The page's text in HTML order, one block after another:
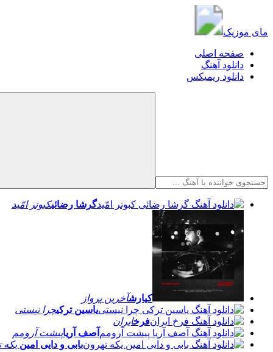
مای موزیک
صفحه اصلی
دانلود آهنگ
دانلود ریمیکس
گرشا رضائیکبوتر امّید
کیارشآخرین پرواز
یاسین ترکیچرا نیستی
فرخایران
آصف آریاپیشت آرومم
بابی و دایی امین یکه